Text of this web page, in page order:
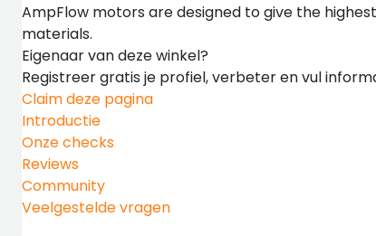
AmpFlow motors are designed to give the
materials.
Eigenaar van deze winkel?
Registreer gratis je profiel, verbeter en vul
Claim deze pagina
Introductie
Onze checks
Reviews
Community
Veelgestelde vragen